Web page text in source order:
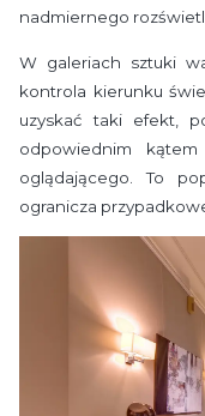
nadmiernego
W galeriach sztuki
kontrola kierunku
uzyskać taki efekt,
odpowiednim
oglądającego. To
ogranicza